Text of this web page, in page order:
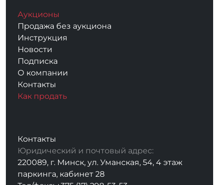
Аукционы
Продажа без аукциона
Инструкция
Новости
Подписка
О компании
Контакты
Как продать
Контакты
Юридический и почтовый адрес:
220089, г. Минск, ул. Уманская, 54, 4 этаж
паркинга, кабинет 28